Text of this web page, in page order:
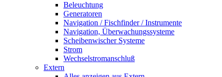
Beleuchtung
Generatoren
Navigation / Fischfinder / Instrumente
Navigation, Überwachungssysteme
Scheibenwischer Systeme
Strom
Wechselstromanschluß
Extern